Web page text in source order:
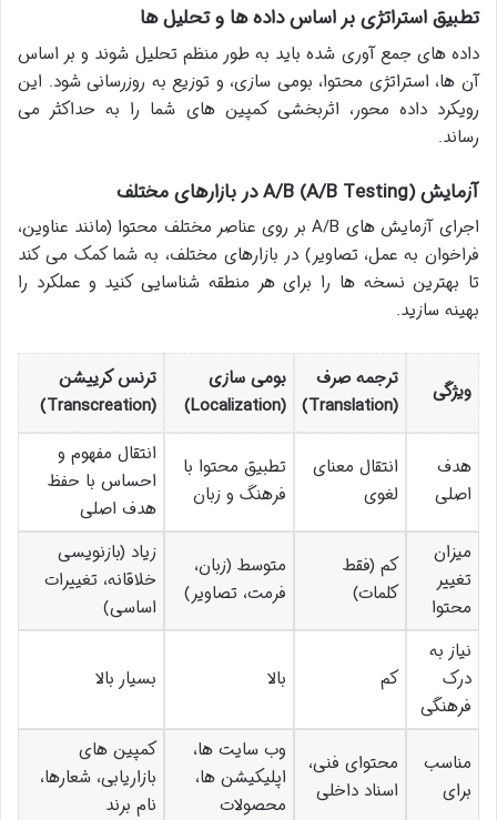
تطبیق استراتژی بر اساس داده ها و تحلیل ها
داده های جمع آوری شده باید به طور منظم تحلیل شوند و بر اساس
آن ها، استراتژی محتوا، بومی سازی، و توزیع به روزرسانی شود. این
رویکرد داده محور، اثربخشی کمپین های شما را به حداکثر می
رساند.
آزمایش A/B (A/B Testing) در بازارهای مختلف
اجرای آزمایش های A/B بر روی عناصر مختلف محتوا (مانند عناوین،
فراخوان به عمل، تصاویر) در بازارهای مختلف، به شما کمک می کند
تا بهترین نسخه ها را برای هر منطقه شناسایی کنید و عملکرد را
بهینه سازید.
ویژگی
ترجمه صرف
(Translation)
بومی سازی
(Localization)
ترنس کرییشن
(Transcreation)
هدف
اصلی
انتقال معنای
لغوی
تطبیق محتوا با
فرهنگ و زبان
انتقال مفهوم و
احساس با حفظ
هدف اصلی
میزان
تغییر
محتوا
کم (فقط
کلمات)
متوسط (زبان،
فرمت، تصاویر)
زیاد (بازنویسی
خلاقانه، تغییرات
اساسی)
نیاز به
درک
فرهنگی
کم بالا بسیار بالا
مناسب
برای
محتوای فنی،
اسناد داخلی
وب سایت ها،
اپلیکیشن ها،
محصولات
کمپین های
بازاریابی، شعارها،
نام برند